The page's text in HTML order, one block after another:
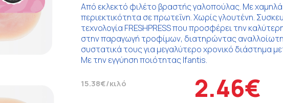
Από εκλεκτό φιλέτο βραστής γαλοπούλας. Με
περιεκτικότητα σε πρωτεΐνη. Χωρίς γλουτένη.
τεχνολογία FRESHPRESS που προσφέρει την
στην παραγωγή τροφίμων, διατηρώντας αναλλοίωτη
συστατικά τους για μεγαλύτερο χρονικό διάστημα
Με την εγγύηση ποιότητας Ifantis.
15.38€/κιλό 2.46€